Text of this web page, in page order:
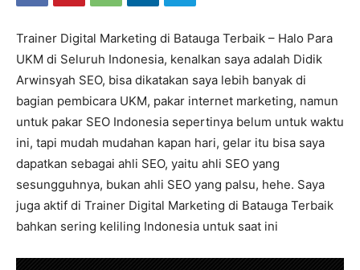
Trainer Digital Marketing di Batauga Terbaik – Halo Para
UKM di Seluruh Indonesia, kenalkan saya adalah Didik
Arwinsyah SEO, bisa dikatakan saya lebih banyak di
bagian pembicara UKM, pakar internet marketing, namun
untuk pakar SEO Indonesia sepertinya belum untuk waktu
ini, tapi mudah mudahan kapan hari, gelar itu bisa saya
dapatkan sebagai ahli SEO, yaitu ahli SEO yang
sesungguhnya, bukan ahli SEO yang palsu, hehe. Saya
juga aktif di Trainer Digital Marketing di Batauga Terbaik
bahkan sering keliling Indonesia untuk saat ini